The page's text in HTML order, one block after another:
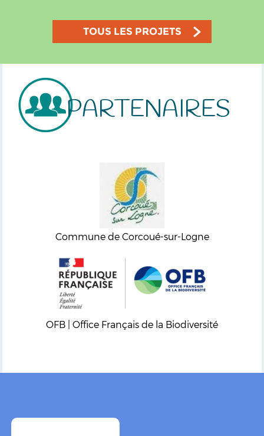
TOUS LES PROJETS
PARTENAIRES
Commune de Corcoué-sur-Logne
OFB | Office Français de la Biodiversité